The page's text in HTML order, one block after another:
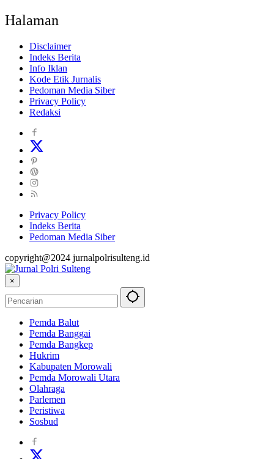
Halaman
Disclaimer
Indeks Berita
Info Iklan
Kode Etik Jurnalis
Pedoman Media Siber
Privacy Policy
Redaksi
Privacy Policy
Indeks Berita
Pedoman Media Siber
copyright@2024 jurnalpolrisulteng.id
×
Pemda Balut
Pemda Banggai
Pemda Bangkep
Hukrim
Kabupaten Morowali
Pemda Morowali Utara
Olahraga
Parlemen
Peristiwa
Sosbud